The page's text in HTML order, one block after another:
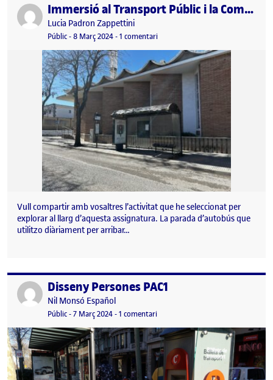
Publicat per Immersió al Transport Públic i la Comunitat Local
Publicat per
Lucia Padron Zappettini
Visibilitat:
Públic-Data de publicació
8 Març 2024-1 comentaria Immersió al Transport Públic i la
Vull compartir amb vosaltres l’activitat que he seleccionat per
explorar al llarg d’aquesta assignatura. La parada d’autobús que
utilitzo diàriament per arribar…
Publicat perDisseny Persones PAC1
Publicat per
Nil Monsó Español
Visibilitat:
Públic-Data de publicació
7 Març 2024-1 comentaria Disseny Persones PAC1